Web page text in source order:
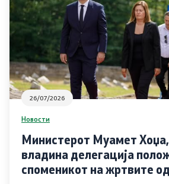
Информации
Национални извештаи
Меѓународни извештаи
е-Портали
Проекти
Услуги
26/07/2026
Новости
Министерот Муамет
владина делегација
споменикот на жртвите од